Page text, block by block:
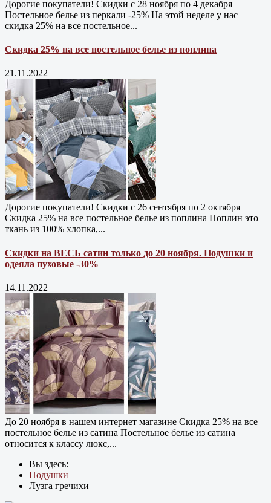
Дорогие покупатели! Скидки с 28 ноября по 4 декабря
Постельное белье из перкали -25% На этой неделе у нас
скидка 25% на все постельное...
Скидка 25% на все постельное белье из поплина
21.11.2022
Дорогие покупатели! Скидки с 26 сентября по 2 октября
Скидка 25% на все постельное белье из поплина Поплин это
ткань из 100% хлопка,...
Скидки на ВЕСЬ сатин только до 20 ноября. Подушки и
одеяла пуховые -30%
14.11.2022
До 20 ноября в нашем интернет магазине Cкидка 25% на все
постельное белье из сатина Постельное белье из сатина
относится к классу люкс,...
Вы здесь:
Подушки
Лузга гречихи